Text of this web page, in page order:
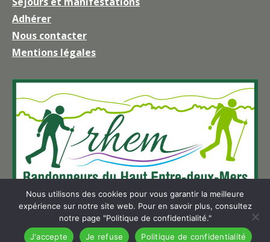
une
nouvelle
fenêtre
Adhérer
Nous contacter
Mentions légales
Nous utilisons des cookies pour vous garantir la meilleure
expérience sur notre site web. Pour en savoir plus, consultez
notre page "Politique de confidentialité."
J'accepte
Je refuse Politique de confidentialité